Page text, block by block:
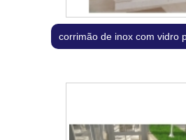
corrimão de inox com vidro